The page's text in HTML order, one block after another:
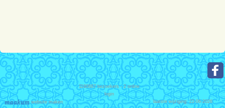
website maken
1180887bezoekers - 2 online
login
laatste wijziging: 22-06-2026